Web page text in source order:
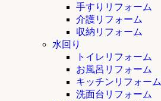
手すりリフォーム
介護リフォーム
収納リフォーム
水回り
トイレリフォーム
お風呂リフォーム
キッチンリフォーム
洗面台リフォーム